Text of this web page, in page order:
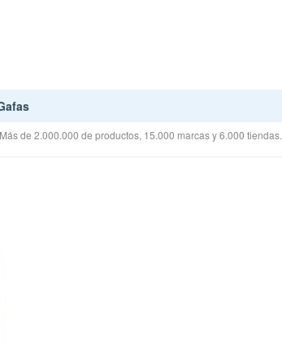
Más de 2.000.000 de productos, 15.000 marcas y 6.000 tiendas.